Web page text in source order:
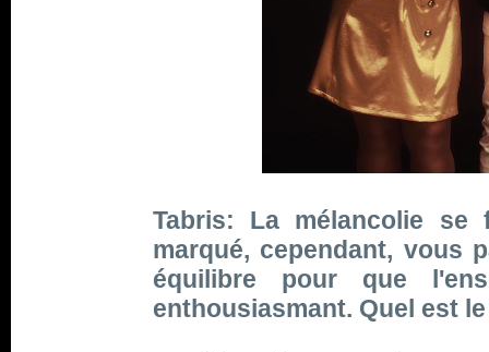
Tabris: La mélancolie
marqué, cependant, vous
équilibre pour que
enthousiasmant. Quel est